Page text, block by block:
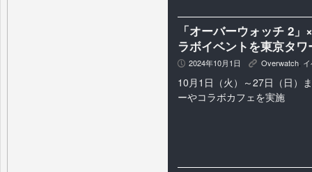
「オーバーウォッチ 2
ラボイベントを東京タ
P 2024年10月1日 K Overwatch,
10月1日（火）～27日（日）
ーやコラボカフェを実施